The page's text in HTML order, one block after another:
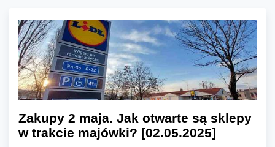
Zakupy 2 maja. Jak otwarte są sklepy
w trakcie majówki? [02.05.2025]